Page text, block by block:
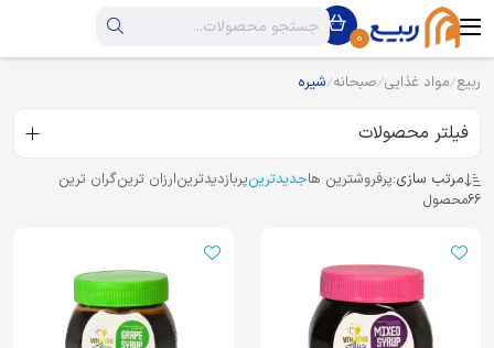
0
ربیع مواد غذایی صبحانه شیره
فیلتر محصولات
مرتب سازی:پرفروشترین هاجدیدترینپربازدیدترینارزان ترینگران ترین
66محصول